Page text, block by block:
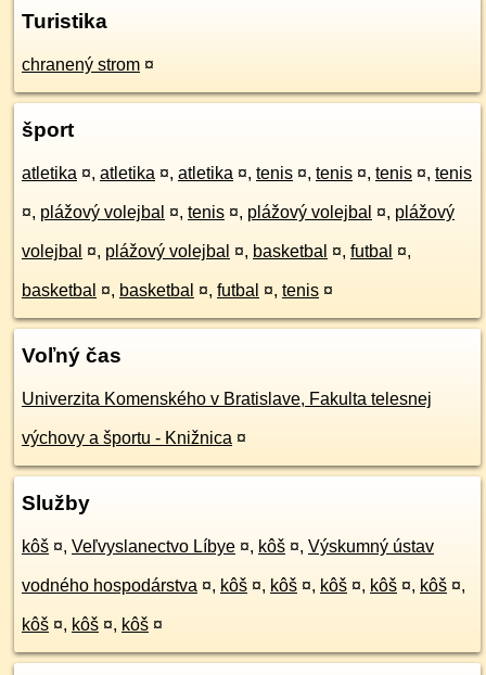
Turistika
chranený strom ¤
šport
atletika ¤, atletika ¤, atletika ¤, tenis ¤, tenis ¤, tenis ¤, tenis
¤, plážový volejbal ¤, tenis ¤, plážový volejbal ¤, plážový
volejbal ¤, plážový volejbal ¤, basketbal ¤, futbal ¤,
basketbal ¤, basketbal ¤, futbal ¤, tenis ¤
Voľný čas
Univerzita Komenského v Bratislave, Fakulta telesnej
výchovy a športu - Knižnica ¤
Služby
kôš ¤, Veľvyslanectvo Líbye ¤, kôš ¤, Výskumný ústav
vodného hospodárstva ¤, kôš ¤, kôš ¤, kôš ¤, kôš ¤, kôš ¤,
kôš ¤, kôš ¤, kôš ¤